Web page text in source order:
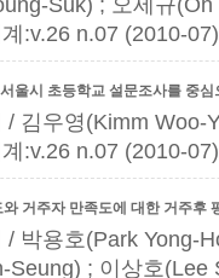
Suk) ; 오세규
:v.26 n.07 (2010-07)
서울시 초등학교 설문조사를 중심
/ 김우영(Kimm Woo-
:v.26 n.07 (2010-07)
거주자 만족도에 대한 거주후
/ 박용호(Park Yong-
Seung) ; 이상호(Lee